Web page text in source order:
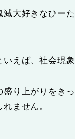
滅大好きなひーた
いえば、社会現
盛り上がりをき
ません。